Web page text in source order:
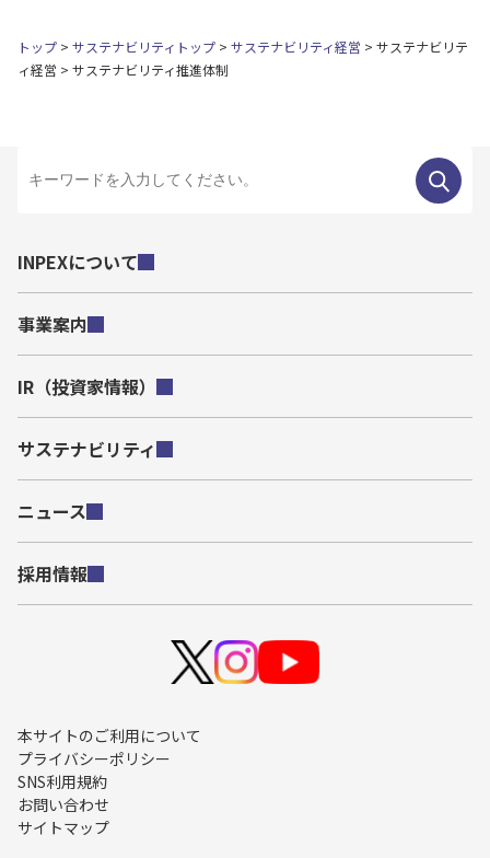
トップ サステナビリティトップ サステナビリティ経営
サステナビリテ
ィ経営
サステナビリティ推進体制
INPEXについて
事業案内
IR（投資家情報）
サステナビリティ
ニュース
採用情報
本サイトのご利用について
プライバシーポリシー
SNS利用規約
お問い合わせ
サイトマップ